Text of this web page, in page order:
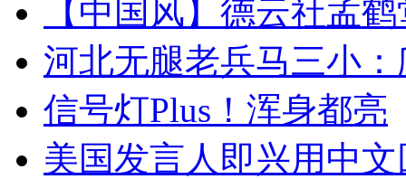
【中国风】德云社孟
河北无腿老兵马三小
信号灯Plus！浑身都亮
美国发言人即兴用中